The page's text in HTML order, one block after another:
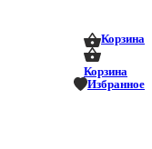
Корзина
Корзина
Избранное